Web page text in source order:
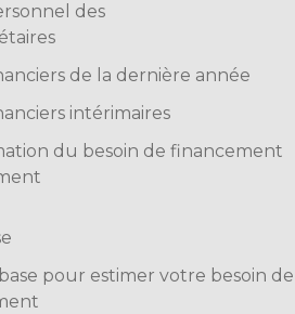
des
de la dernière année
intérimaires
du besoin de financement
pour estimer votre besoin de